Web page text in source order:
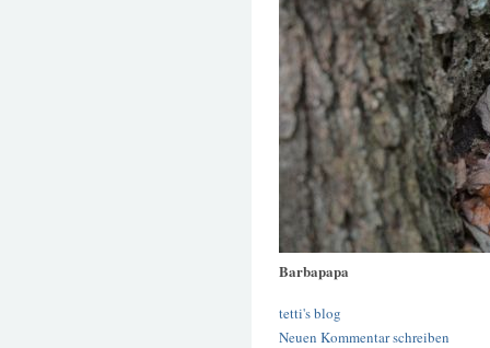
Barbapapa
tetti's blog
Neuen Kommentar schreiben